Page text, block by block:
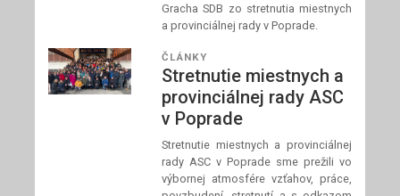
Gracha SDB zo stretnutia miestnych
a provinciálnej rady v Poprade.
ČLÁNKY
Stretnutie miestnych a
provinciálnej rady ASC
v Poprade
Stretnutie miestnych a provinciálnej
rady ASC v Poprade sme prežili vo
výbornej atmosfére vzťahov, práce,